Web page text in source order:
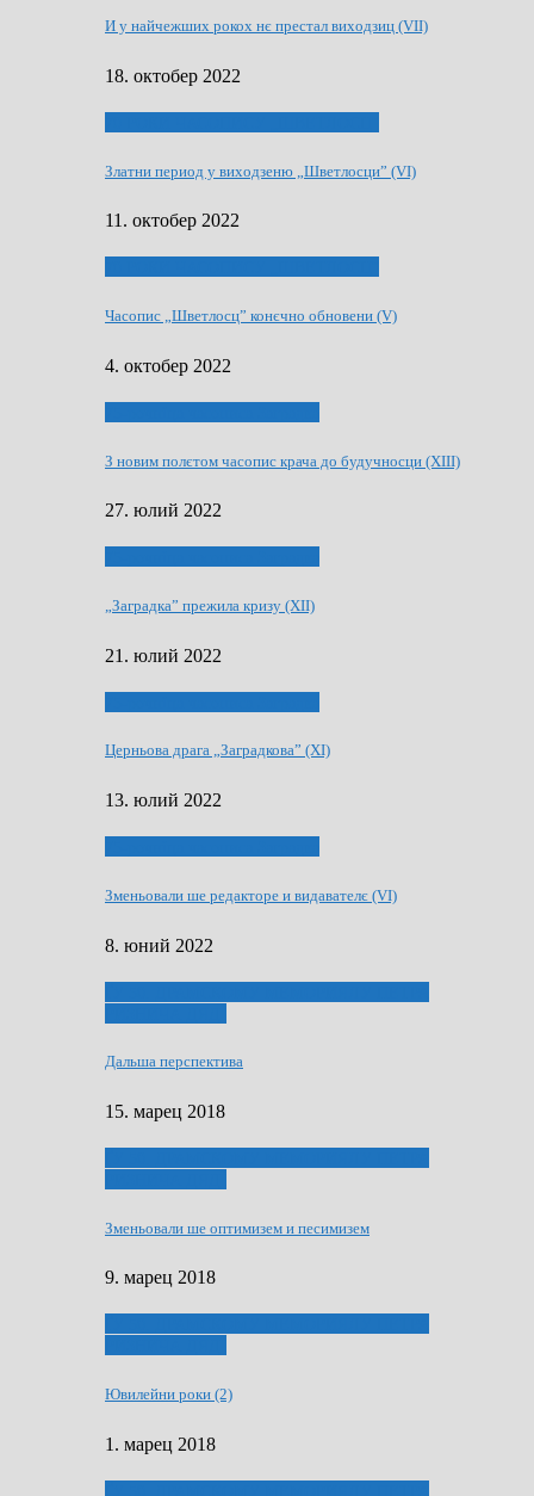
И у найчежших рокох нє престал виходзиц (VII)
18. октобер 2022
Златни период у виходзеню „Шветлосци” (VI)
11. октобер 2022
Часопис „Шветлосц” конєчно обновени (V)
4. октобер 2022
З новим полєтом часопис крача до будучносци (XIII)
27. юлий 2022
„Заградка” прежила кризу (XII)
21. юлий 2022
Церньова драга „Заградкова” (XI)
13. юлий 2022
Зменьовали ше редакторе и видавателє (VI)
8. юний 2022
Дальша перспектива
15. марец 2018
Зменьовали ше оптимизем и песимизем
9. марец 2018
Ювилейни роки (2)
1. марец 2018